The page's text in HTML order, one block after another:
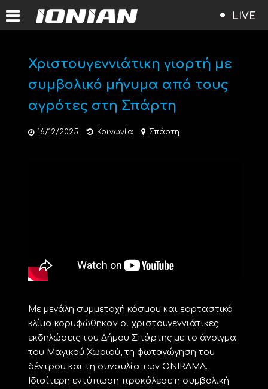
LIVE
Χριστουγεννιάτικη γιορτή με
συμβολικό μήνυμα από τους
αγρότες στη Σπάρτη
16/12/2025 Κοινωνία Σπάρτη
Με μεγάλη συμμετοχή κόσμου και εορταστικό
κλίμα κορυφώθηκαν οι χριστουγεννιάτικες
εκδηλώσεις του Δήμου Σπάρτης με το άνοιγμα
του Μαγικού Χωριού, τη φωταγώγηση του
δέντρου και τη συναυλία των ONIRAMA.
Ιδιαίτερη εντύπωση προκάλεσε η συμβολική